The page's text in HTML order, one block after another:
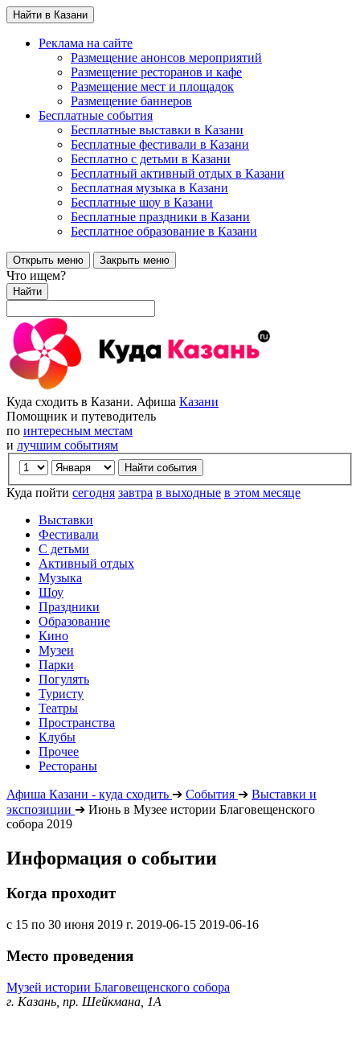
Найти в Казани
Реклама на сайте
Размещение анонсов мероприятий
Размещение ресторанов и кафе
Размещение мест и площадок
Размещение баннеров
Бесплатные события
Бесплатные выставки в Казани
Бесплатные фестивали в Казани
Бесплатно с детьми в Казани
Бесплатный активный отдых в Казани
Бесплатная музыка в Казани
Бесплатные шоу в Казани
Бесплатные праздники в Казани
Бесплатное образование в Казани
Открыть меню Закрыть меню
Что ищем?
Найти
Куда сходить в Казани. Афиша Казани
Помощник и путеводитель
по интересным местам
и лучшим событиям
Куда пойти сегодня завтра в выходные в этом месяце
Выставки
Фестивали
С детьми
Активный отдых
Музыка
Шоу
Праздники
Образование
Кино
Музеи
Парки
Погулять
Туристу
Театры
Пространства
Клубы
Прочее
Рестораны
Афиша Казани - куда сходить ➔ События ➔ Выставки и
экспозиции ➔ Июнь в Музее истории Благовещенского
собора 2019
Информация о событии
Когда проходит
с 15 по 30 июня 2019 г. 2019-06-15 2019-06-16
Место проведения
Музей истории Благовещенского собора
г. Казань, пр. Шейкмана, 1А